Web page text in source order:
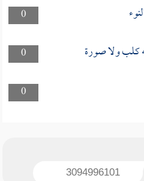
0
0
كلب ولا صورة
0
3094996101